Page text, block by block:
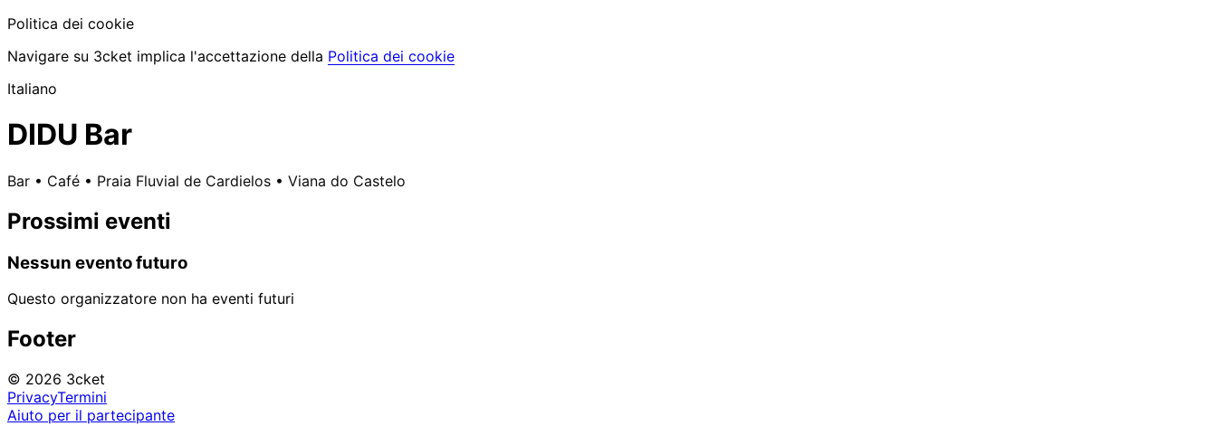
Politica dei cookie
Navigare su 3cket implica l'accettazione della Politica dei cookie
Italiano
DIDU Bar
Bar • Café • Praia Fluvial de Cardielos • Viana do Castelo
Prossimi eventi
Nessun evento futuro
Questo organizzatore non ha eventi futuri
Footer
© 2026 3cket
PrivacyTermini
Aiuto per il partecipante